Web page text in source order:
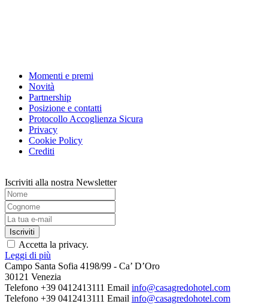
Momenti e premi
Novità
Partnership
Posizione e contatti
Protocollo Accoglienza Sicura
Privacy
Cookie Policy
Crediti
Iscriviti alla nostra Newsletter
Accetta la privacy.
Leggi di più
Campo Santa Sofia 4198/99 - Ca’ D’Oro
30121 Venezia
Telefono +39 0412413111 Email info@casagredohotel.com
Telefono +39 0412413111 Email info@casagredohotel.com